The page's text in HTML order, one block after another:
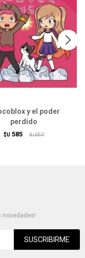
y el poder
perdido
$U 585 $U 650
novedades!
SUSCRIBIRME